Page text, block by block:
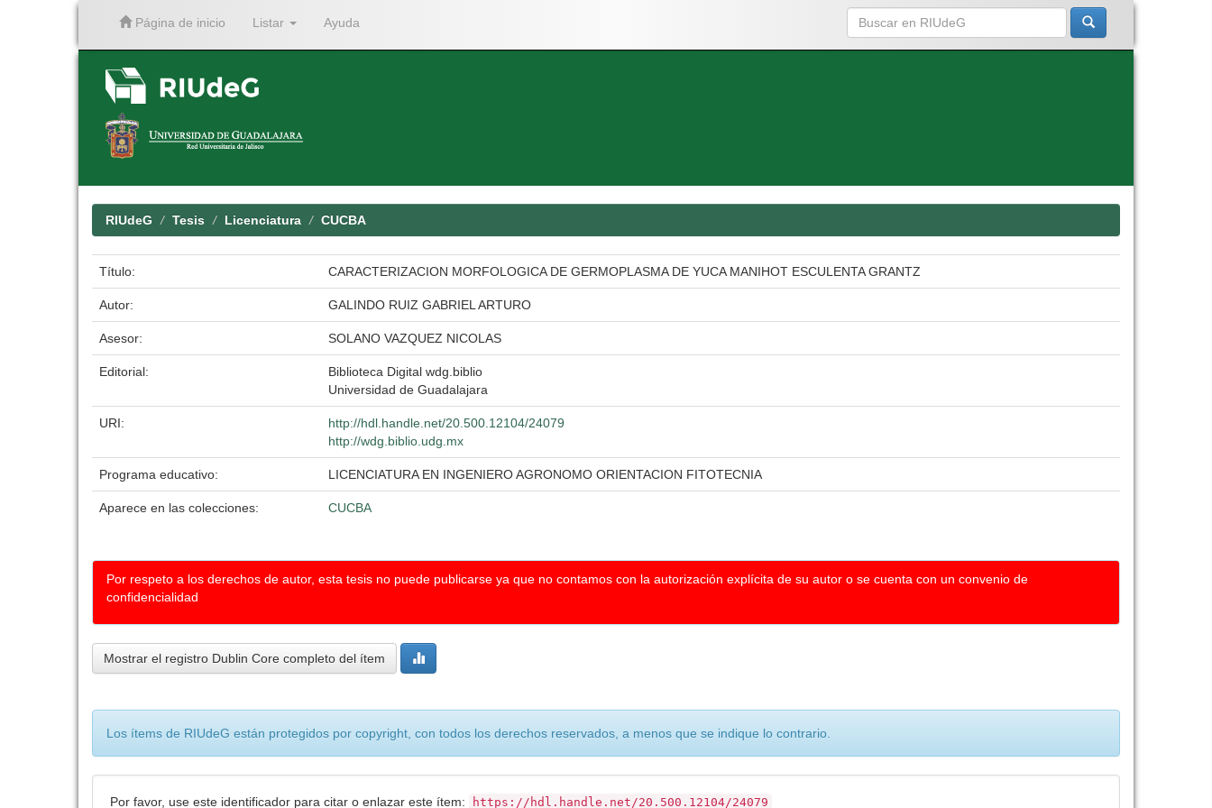
Página de inicio Listar Ayuda
RIUdeG Tesis Licenciatura CUCBA
Título: CARACTERIZACION MORFOLOGICA DE GERMOPLASMA DE YUCA MANIHOT ESCULENTA GRANTZ
Autor: GALINDO RUIZ GABRIEL ARTURO
Asesor: SOLANO VAZQUEZ NICOLAS
Editorial:
Biblioteca Digital wdg.biblio
Universidad de Guadalajara
URI:
http://hdl.handle.net/20.500.12104/24079
http://wdg.biblio.udg.mx
Programa educativo: LICENCIATURA EN INGENIERO AGRONOMO ORIENTACION FITOTECNIA
Aparece en las colecciones: CUCBA
Por respeto a los derechos de autor, esta tesis no puede publicarse ya que no contamos con la autorización explícita de su autor o se cuenta con un convenio de
confidencialidad
Mostrar el registro Dublin Core completo del ítem
Los ítems de RIUdeG están protegidos por copyright, con todos los derechos reservados, a menos que se indique lo contrario.
Por favor, use este identificador para citar o enlazar este ítem: https://hdl.handle.net/20.500.12104/24079